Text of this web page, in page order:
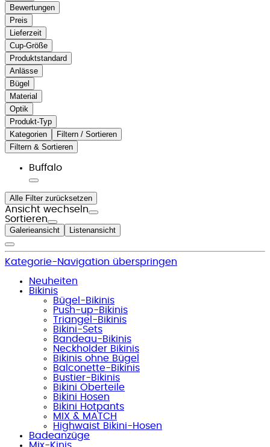
Bewertungen
Preis
Lieferzeit
Cup-Größe
Produktstandard
Anlässe
Bügel
Material
Optik
Produkt-Typ
Kategorien
Filtern / Sortieren
Filtern & Sortieren
Buffalo
Alle Filter zurücksetzen
Ansicht wechseln
Sortieren
Galerieansicht Listenansicht
Kategorie-Navigation überspringen
Neuheiten
Bikinis
Bügel-Bikinis
Push-up-Bikinis
Triangel-Bikinis
Bikini-Sets
Bandeau-Bikinis
Neckholder Bikinis
Bikinis ohne Bügel
Balconette-Bikinis
Bustier-Bikinis
Bikini Oberteile
Bikini Hosen
Bikini Hotpants
MIX & MATCH
Highwaist Bikini-Hosen
Badeanzüge